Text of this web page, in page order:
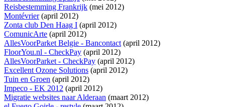
Reisbestemming Frankrijk (mei 2012)
Montévrier(april 2012)
Zonta club Den Haag I (april 2012)
ComunicArte (april 2012)
AllesVoorParket Belgie - Bancontact(april 2012)
FloorYou.nl - CheckPay (april 2012)
AllesVoorParket - CheckPay (april 2012)
Excellent Ozone Solutions (april 2012)
Tuin en Groen (april 2012)
Impeco - EK 2012 (april 2012)
Migratie websites naar Alderaan (maart 2012)